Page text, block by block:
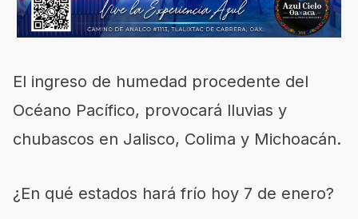
El ingreso de humedad procedente del
Océano Pacífico, provocará lluvias y
chubascos en Jalisco, Colima y Michoacán.
¿En qué estados hará frío hoy 7 de enero?